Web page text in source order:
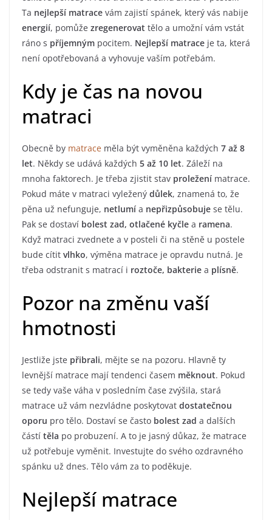
Ta nejlepší matrace vám zajistí spánek, který vás nabije
energií, pomůže zregenerovat tělo a umožní vám vstát
ráno s příjemným pocitem. Nejlepší matrace je ta, která
není opotřebovaná a vyhovuje vaším potřebám.
Kdy je čas na novou
matraci
Obecně by matrace měla být vyměněna každých 7 až 8
let. Někdy se udává každých 5 až 10 let. Záleží na
mnoha faktorech. Je třeba zjistit stav proležení matrace.
Pokud máte v matraci vyležený důlek, znamená to, že
pěna už nefunguje, netlumí a nepřizpůsobuje se tělu.
Pak se dostaví bolest zad, otlačené kyčle a ramena.
Když matraci zvednete a v posteli či na stěně u postele
bude cítit vlhko, výměna matrace je opravdu nutná. Je
třeba odstranit s matrací i roztoče, bakterie a plísně.
Pozor na změnu vaší
hmotnosti
Jestliže jste přibrali, mějte se na pozoru. Hlavně ty
levnější matrace mají tendenci časem měknout. Pokud
se tedy vaše váha v posledním čase zvýšila, stará
matrace už vám nezvládne poskytovat dostatečnou
oporu pro tělo. Dostaví se často bolest zad a dalších
částí těla po probuzení. A to je jasný důkaz, že matrace
už potřebuje vyměnit. Investujte do svého ozdravného
spánku už dnes. Tělo vám za to poděkuje.
Nejlepší matrace